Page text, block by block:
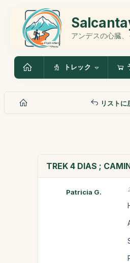
アンデスの心臓、
トレック
リストに
TREK 4 DIAS ;
Patricia G.